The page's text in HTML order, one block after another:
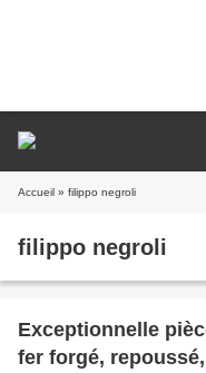
Accueil » filippo negroli
filippo negroli
Exceptionnelle
fer forgé,